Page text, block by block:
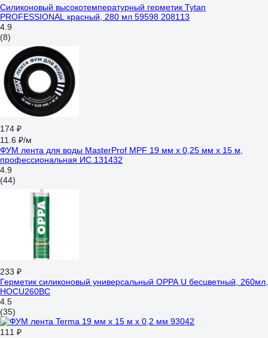
Силиконовый высокотемпературный герметик Tytan
PROFESSIONAL красный, 280 мл 59598 208113
4.9
(8)
174 ₽
11.6 ₽/м
ФУМ лента для воды MasterProf MPF 19 мм x 0,25 мм x 15 м,
профессиональная ИС.131432
4.9
(44)
233 ₽
Герметик силиконовый универсальный OPPA U бесцветный, 260мл,
HOCU260BC
4.5
(35)
111 ₽